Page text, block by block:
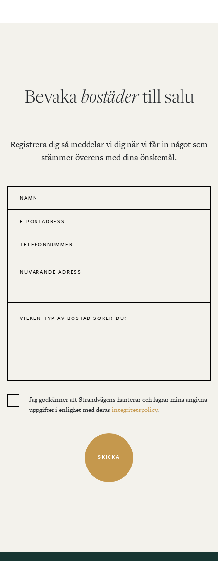
Bevakabostädertill salu
Registrera dig så meddelar vi dig när vi får in något som
stämmer överens med dina önskemål.
Jag godkänner att Strandvägens hanterar och lagrar mina angivna
uppgifter i enlighet med deras integritetspolicy.
SKICKA